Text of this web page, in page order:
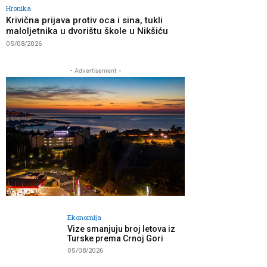
Hronika
Krivična prijava protiv oca i sina, tukli
maloljetnika u dvorištu škole u Nikšiću
05/08/2026
- Advertisement -
Ekonomija
Vize smanjuju broj letova iz
Turske prema Crnoj Gori
05/08/2026